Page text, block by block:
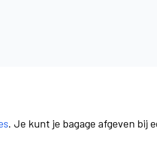
. Je kunt je bagage afgeven bij